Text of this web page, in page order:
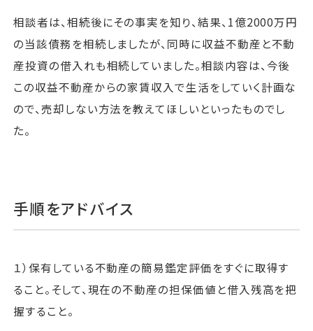
相談者は、相続後にその事実を知り、結果、1億2000万円
の当該債務を相続しましたが、同時に収益不動産と不動
産投資の借入れも相続していました。相談内容は、今後
この収益不動産からの家賃収入で生活をしていく計画な
ので、売却しない方法を教えてほしいといったものでし
た。
手順をアドバイス
１）保有している不動産の簡易鑑定評価をすぐに取得す
ること。そして、現在の不動産の担保価値と借入残高を把
握すること。